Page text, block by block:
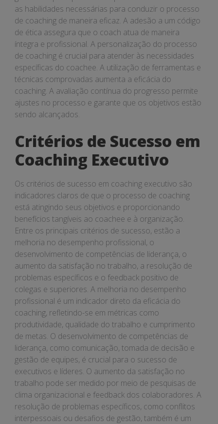
as habilidades necessárias para conduzir o processo
de coaching de maneira eficaz. A adesão a um código
de ética assegura que o coach atua de maneira
íntegra e profissional. A personalização do processo
de coaching é crucial para atender às necessidades
específicas do coachee. A utilização de ferramentas e
técnicas comprovadas aumenta a eficácia do
coaching. A avaliação contínua do progresso permite
ajustes no processo e garante que os objetivos estão
sendo alcançados.
Critérios de Sucesso em
Coaching Executivo
Os critérios de sucesso em coaching executivo são
indicadores claros de que o processo de coaching
está atingindo seus objetivos e proporcionando
benefícios tangíveis ao coachee e à organização.
Entre os principais critérios de sucesso, estão a
melhoria no desempenho profissional, o
desenvolvimento de competências de liderança, o
aumento da satisfação no trabalho, a resolução de
problemas específicos e o feedback positivo de
colegas e superiores. A melhoria no desempenho
profissional é um indicador direto da eficácia do
coaching, refletindo-se em métricas como
produtividade, qualidade do trabalho e cumprimento
de metas. O desenvolvimento de competências de
liderança, como comunicação, tomada de decisão e
gestão de equipes, é crucial para o sucesso de
executivos e líderes. O aumento da satisfação no
trabalho pode ser medido por meio de pesquisas de
clima organizacional e feedback dos colaboradores. A
resolução de problemas específicos, como conflitos
interpessoais ou desafios de gestão, também é um